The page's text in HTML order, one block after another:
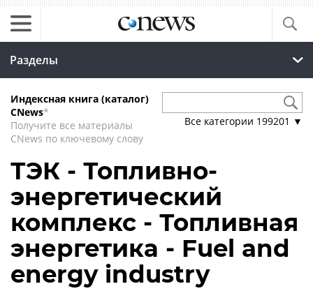
Разделы
Индексная книга (каталог)
CNews*
Получите все материалы
CNews по ключевому слову
Все категории 199201 ▼
ТЭК - Топливно-
энергетический
комплекс - Топливная
энергетика - Fuel and
energy industry